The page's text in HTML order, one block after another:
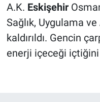
A.K. Eskişehir
Sağlık, Uygulama
kaldırıldı. Gencin
enerji içeceği